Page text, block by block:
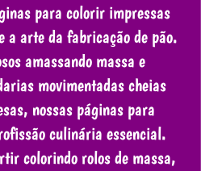
para colorir impressas
a arte da fabricação de pão.
amassando massa e
movimentadas cheias
nossas páginas para
culinária essencial.
colorindo rolos de massa,